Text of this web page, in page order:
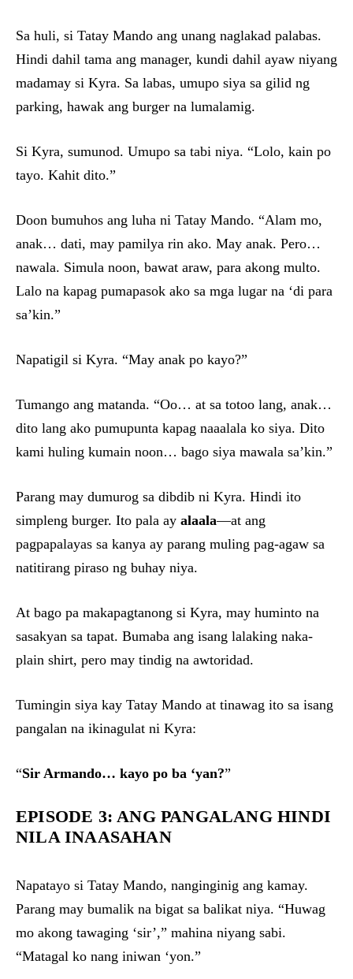
Sa huli, si Tatay Mando ang unang naglakad palabas.
Hindi dahil tama ang manager, kundi dahil ayaw niyang
madamay si Kyra. Sa labas, umupo siya sa gilid ng
parking, hawak ang burger na lumalamig.
Si Kyra, sumunod. Umupo sa tabi niya. “Lolo, kain po
tayo. Kahit dito.”
Doon bumuhos ang luha ni Tatay Mando. “Alam mo,
anak… dati, may pamilya rin ako. May anak. Pero…
nawala. Simula noon, bawat araw, para akong multo.
Lalo na kapag pumapasok ako sa mga lugar na ‘di para
sa’kin.”
Napatigil si Kyra. “May anak po kayo?”
Tumango ang matanda. “Oo… at sa totoo lang, anak…
dito lang ako pumupunta kapag naaalala ko siya. Dito
kami huling kumain noon… bago siya mawala sa’kin.”
Parang may dumurog sa dibdib ni Kyra. Hindi ito
simpleng burger. Ito pala ay alaala—at ang
pagpapalayas sa kanya ay parang muling pag-agaw sa
natitirang piraso ng buhay niya.
At bago pa makapagtanong si Kyra, may huminto na
sasakyan sa tapat. Bumaba ang isang lalaking naka-
plain shirt, pero may tindig na awtoridad.
Tumingin siya kay Tatay Mando at tinawag ito sa isang
pangalan na ikinagulat ni Kyra:
“Sir Armando… kayo po ba ‘yan?”
EPISODE 3: ANG PANGALANG HINDI
NILA INAASAHAN
Napatayo si Tatay Mando, nanginginig ang kamay.
Parang may bumalik na bigat sa balikat niya. “Huwag
mo akong tawaging ‘sir’,” mahina niyang sabi.
“Matagal ko nang iniwan ‘yon.”